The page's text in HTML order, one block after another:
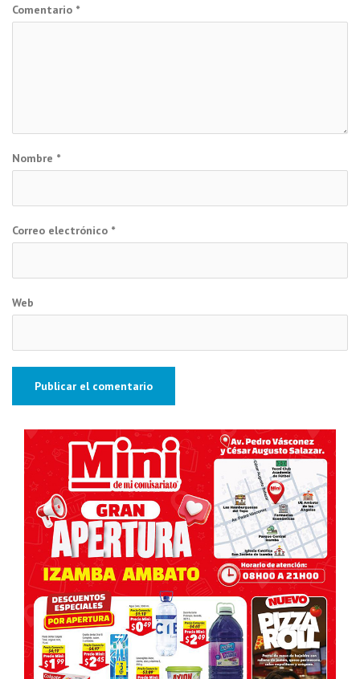
Comentario *
Nombre *
Correo electrónico *
Web